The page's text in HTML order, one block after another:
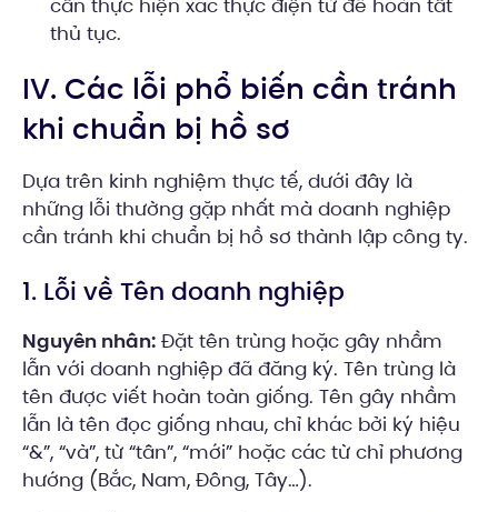
thủ tục.
IV. Các lỗi phổ biến cần tránh
khi chuẩn bị hồ sơ
Dựa trên kinh nghiệm thực tế, dưới đây là
những lỗi thường gặp nhất mà doanh nghiệp
cần tránh khi chuẩn bị hồ sơ thành lập công ty.
1. Lỗi về Tên doanh nghiệp
Nguyên nhân: Đặt tên trùng hoặc gây nhầm
lẫn với doanh nghiệp đã đăng ký. Tên trùng là
tên được viết hoàn toàn giống. Tên gây nhầm
lẫn là tên đọc giống nhau, chỉ khác bởi ký hiệu
“&”, “và”, từ “tân”, “mới” hoặc các từ chỉ phương
hướng (Bắc, Nam, Đông, Tây…).